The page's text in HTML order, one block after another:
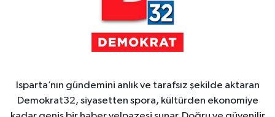
Isparta’nın gündemini anlık ve tarafsız şekilde aktaran
Demokrat32, siyasetten spora, kültürden ekonomiye